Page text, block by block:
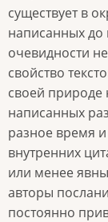
существует в
написанных до
очевидности
свойство
своей природе
написанных
разное время
внутренних
или менее
авторы
постоянно